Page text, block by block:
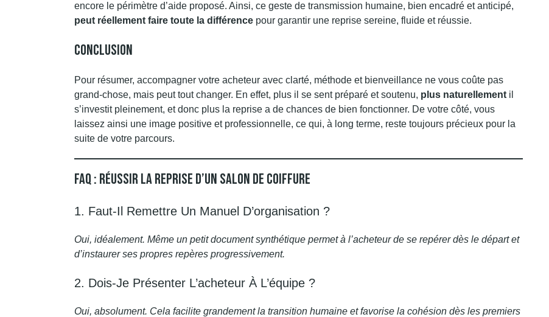
encore le périmètre d’aide proposé. Ainsi, ce geste de transmission humaine, bien encadré et anticipé,
peut réellement faire toute la différence pour garantir une reprise sereine, fluide et réussie.
Conclusion
Pour résumer, accompagner votre acheteur avec clarté, méthode et bienveillance ne vous coûte pas
grand-chose, mais peut tout changer. En effet, plus il se sent préparé et soutenu, plus naturellement il
s’investit pleinement, et donc plus la reprise a de chances de bien fonctionner. De votre côté, vous
laissez ainsi une image positive et professionnelle, ce qui, à long terme, reste toujours précieux pour la
suite de votre parcours.
FAQ : Réussir La Reprise D’un Salon De Coiffure
1. Faut-Il Remettre Un Manuel D’organisation ?
Oui, idéalement. Même un petit document synthétique permet à l’acheteur de se repérer dès le départ et
d’instaurer ses propres repères progressivement.
2. Dois-Je Présenter L’acheteur À L’équipe ?
Oui, absolument. Cela facilite grandement la transition humaine et favorise la cohésion dès les premiers